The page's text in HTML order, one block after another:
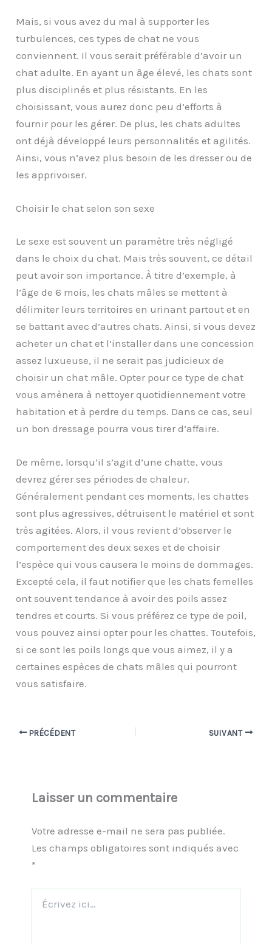
Mais, si vous avez du mal à supporter les
turbulences, ces types de chat ne vous
conviennent. Il vous serait préférable d’avoir un
chat adulte. En ayant un âge élevé, les chats sont
plus disciplinés et plus résistants. En les
choisissant, vous aurez donc peu d’efforts à
fournir pour les gérer. De plus, les chats adultes
ont déjà développé leurs personnalités et agilités.
Ainsi, vous n’avez plus besoin de les dresser ou de
les apprivoiser.
Choisir le chat selon son sexe
Le sexe est souvent un paramètre très négligé
dans le choix du chat. Mais très souvent, ce détail
peut avoir son importance. À titre d’exemple, à
l’âge de 6 mois, les chats mâles se mettent à
délimiter leurs territoires en urinant partout et en
se battant avec d’autres chats. Ainsi, si vous devez
acheter un chat et l’installer dans une concession
assez luxueuse, il ne serait pas judicieux de
choisir un chat mâle. Opter pour ce type de chat
vous amènera à nettoyer quotidiennement votre
habitation et à perdre du temps. Dans ce cas, seul
un bon dressage pourra vous tirer d’affaire.
De même, lorsqu’il s’agit d’une chatte, vous
devrez gérer ses périodes de chaleur.
Généralement pendant ces moments, les chattes
sont plus agressives, détruisent le matériel et sont
très agitées. Alors, il vous revient d’observer le
comportement des deux sexes et de choisir
l’espèce qui vous causera le moins de dommages.
Excepté cela, il faut notifier que les chats femelles
ont souvent tendance à avoir des poils assez
tendres et courts. Si vous préférez ce type de poil,
vous pouvez ainsi opter pour les chattes. Toutefois,
si ce sont les poils longs que vous aimez, il y a
certaines espèces de chats mâles qui pourront
vous satisfaire.
PRÉCÉDENT SUIVANT
Laisser un commentaire
Votre adresse e-mail ne sera pas publiée.
Les champs obligatoires sont indiqués avec
*
ici…